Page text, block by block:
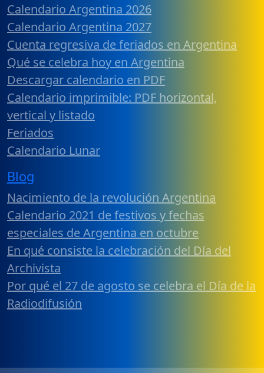
Calendario Argentina 2026
Calendario Argentina 2027
Cuenta regresiva de feriados en Argentina
Qué se celebra hoy en Argentina
Descargar calendario en PDF
Calendario imprimible: PDF horizontal,
vertical y listado
Feriados
Calendario Lunar
Blog
Nacimiento de la revolución Argentina
Calendario 2021 de festivos y fechas
especiales de Argentina en octubre
En qué consiste la celebración del Día del
Archivista
Por qué el 27 de agosto se celebra el Día de la
Radiodifusión